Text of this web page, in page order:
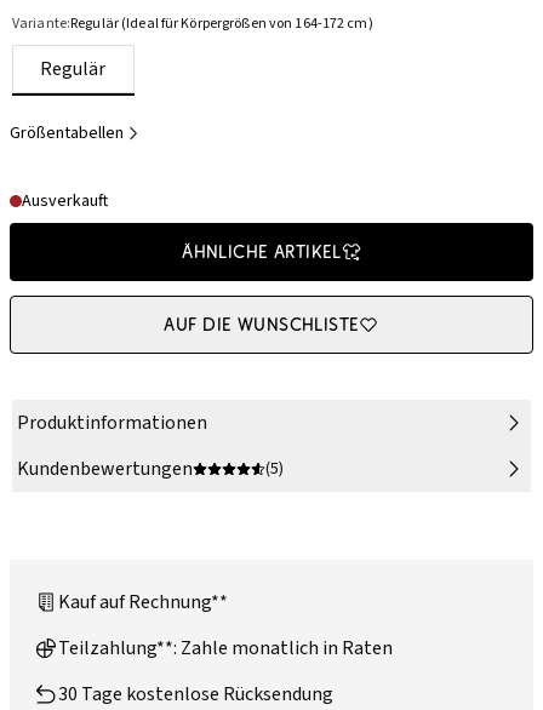
Variante:Regulär (Ideal für Körpergrößen von 164-172 cm)
Regulär
Größentabellen
Ausverkauft
Ähnliche Artikel
Auf die Wunschliste
Produktinformationen
Kundenbewertungen
(5)
Kauf auf Rechnung**
Teilzahlung**: Zahle monatlich in Raten
30 Tage kostenlose Rücksendung